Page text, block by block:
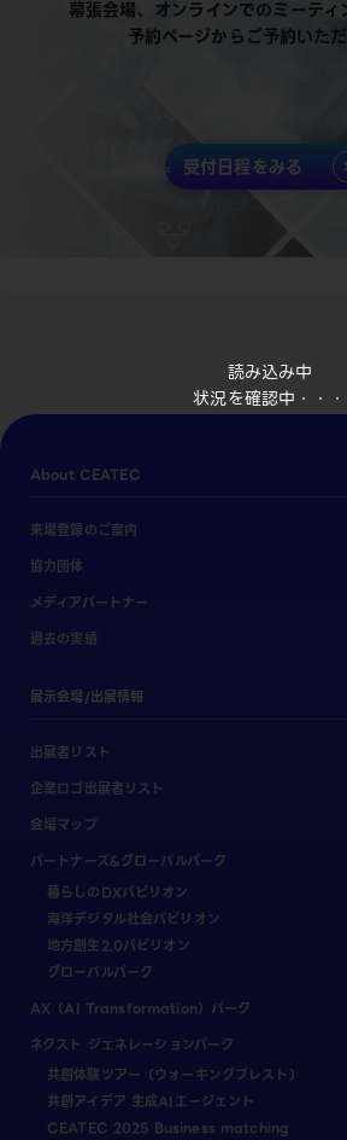
読み込み中
状況を確認中・・・
幕張会場、オンラインでのミーティ
予約ページからご予約いただ
受付日程をみる
About CEATEC
来場登録のご案内
協力団体
メディアパートナー
過去の実績
展示会場/出展情報
出展者リスト
企業ロゴ出展者リスト
会場マップ
パートナーズ&グローバルパーク
暮らしのDXパビリオン
海洋デジタル社会パビリオン
地方創生2.0パビリオン
グローバルパーク
AX（AI Transformation）パーク
ネクスト ジェネレーションパーク
共創体験ツアー（ウォーキングブレスト）
共創アイデア 生成AIエージェント
CEATEC 2025 Business matching